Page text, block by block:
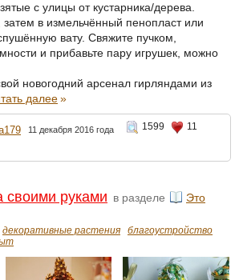
с улицы от кустарника/дерева.
в измельчённый пенопласт или
вату. Свяжите пучком,
и прибавьте пару игрушек, можно
новогодний арсенал гирляндами из
далее»
11 декабря 2016 года 1599
11
своими руками в разделе
Это
декоративные растения
благоустройство